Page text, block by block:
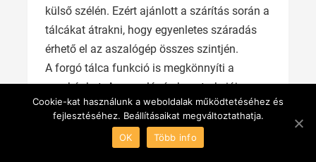
külső szélén. Ezért ajánlott a szárítás során a
tálcákat átrakni, hogy egyenletes száradás
érhető el az aszalógép összes szintjén.
A forgó tálca funkció is megkönnyíti a
munkánkat. Az aszalógép konstrukciója
tartalmaz egy motort, ami lassan forgatja a
tálcákat. A forgó sziták okosan tervezett
lyukakkal rendelkeznek, így a forró levegő
Cookie-kat használunk a weboldalak működtetéséhez és
fejlesztéséhez. Beállításaikat megváltoztathatja.
OK
Több info